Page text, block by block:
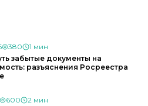
380
1 мин
забытые документы на
разъяснения Росреестра
600
2 мин